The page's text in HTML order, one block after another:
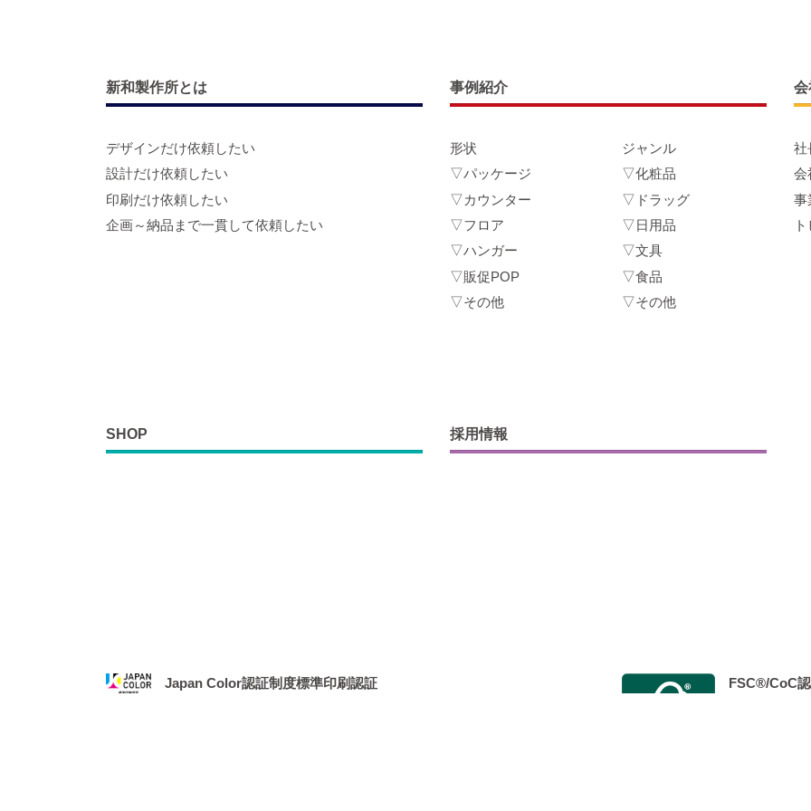
新和製作所とは
デザインだけ依頼したい
設計だけ依頼したい
印刷だけ依頼したい
企画～納品まで一貫して依頼したい
事例紹介
形状
▽パッケージ
▽カウンター
▽フロア
▽ハンガー
▽販促POP
▽その他
ジャンル
▽化粧品
▽ドラッグ
▽日用品
▽文具
▽食品
▽その他
会
社
会
事
SHOP 採用情報
Japan Color認証制度標準印刷認証
FSC®/CoC認